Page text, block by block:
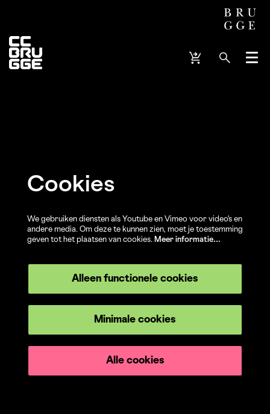
Menu
Cookies
We gebruiken diensten als Youtube en Vimeo voor video's en
andere media. Om deze te kunnen zien, moet je toestemming
geven tot het plaatsen van cookies. Meer informatie…
Alleen functionele cookies
Minimale cookies
Alle cookies